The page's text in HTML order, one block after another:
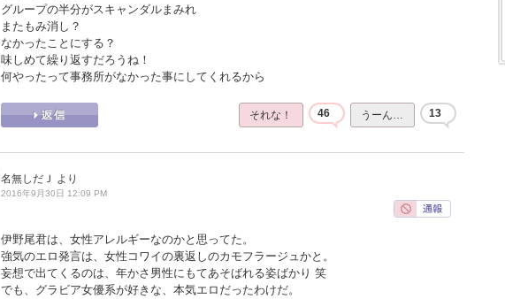
グループの半分がスキャンダルまみれ
またもみ消し？
なかったことにする？
味しめて繰り返すだろうね！
何やったって事務所がなかった事にしてくれるから
それな！ 46 うーん… 13
名無しだＪ より
2016年9月30日 12:09 PM
伊野尾君は、女性アレルギーなのかと思ってた。
強気のエロ発言は、女性コワイの裏返しのカモフラージュかと。
妄想で出てくるのは、年かさ男性にもてあそばれる姿ばかり 笑
でも、グラビア女優系が好きな、本気エロだったわけだ。